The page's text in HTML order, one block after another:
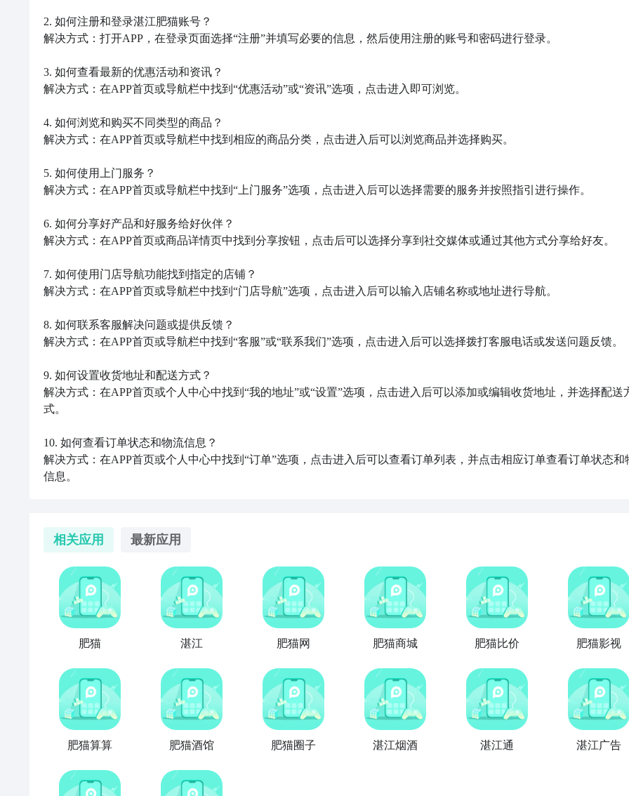
2. 如何注册和登录湛江肥猫账号？
解决方式：打开APP，在登录页面选择“注册”并填写必要的信息，然后使用注册的账号和密码进行登录。
3. 如何查看最新的优惠活动和资讯？
解决方式：在APP首页或导航栏中找到“优惠活动”或“资讯”选项，点击进入即可浏览。
4. 如何浏览和购买不同类型的商品？
解决方式：在APP首页或导航栏中找到相应的商品分类，点击进入后可以浏览商品并选择购买。
5. 如何使用上门服务？
解决方式：在APP首页或导航栏中找到“上门服务”选项，点击进入后可以选择需要的服务并按照指引进行操作。
6. 如何分享好产品和好服务给好伙伴？
解决方式：在APP首页或商品详情页中找到分享按钮，点击后可以选择分享到社交媒体或通过其他方式分享给好友。
7. 如何使用门店导航功能找到指定的店铺？
解决方式：在APP首页或导航栏中找到“门店导航”选项，点击进入后可以输入店铺名称或地址进行导航。
8. 如何联系客服解决问题或提供反馈？
解决方式：在APP首页或导航栏中找到“客服”或“联系我们”选项，点击进入后可以选择拨打客服电话或发送问题反馈。
9. 如何设置收货地址和配送方式？
解决方式：在APP首页或个人中心中找到“我的地址”或“设置”选项，点击进入后可以添加或编辑收货地址，并选择配送
式。
10. 如何查看订单状态和物流信息？
解决方式：在APP首页或个人中心中找到“订单”选项，点击进入后可以查看订单列表，并点击相应订单查看订单状态和
信息。
相关应用 最新应用
肥猫 湛江 肥猫网 肥猫商城 肥猫比价 肥猫影视
肥猫算算 肥猫酒馆 肥猫圈子 湛江烟酒 湛江通 湛江广告